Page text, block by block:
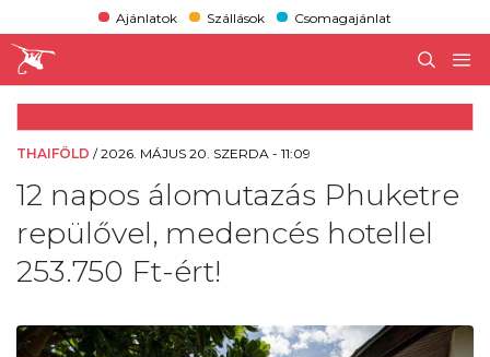
Ajánlatok Szállások Csomagajánlat
THAIFÖLD /2026. MÁJUS 20. SZERDA - 11:09
12 napos álomutazás Phuketre
repülővel, medencés hotellel
253.750 Ft-ért!